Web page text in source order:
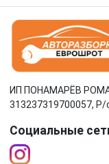
ИП ПОНАМАРЁВ
313237319700057,
Социальные